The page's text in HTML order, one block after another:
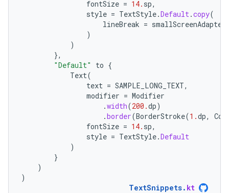
fontSize = 14. sp,
style = TextStyle.Default.copy(
lineBreak =
)
)
},
"Default"
to {
Text(
text = SAMPLE_LONG_TEXT,
modifier = Modifier
.width(200.dp)
.border(BorderStroke(1.dp,
fontSize = 14. sp,
style = TextStyle.Default
)
}
)
)
TextSnippets. kt